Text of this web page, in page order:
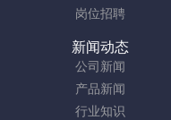
岗位招聘
新闻动态
公司新闻
产品新闻
行业知识